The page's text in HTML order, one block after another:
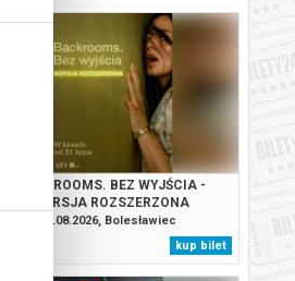
BACKROOMS. BEZ WYJŚCIA -
WERSJA ROZSZERZONA
08.08.2026, Bolesławiec
kup bilet